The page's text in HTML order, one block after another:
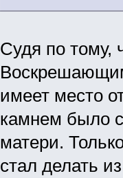
Судя по тому,
имеет место
камнем было
матери.
стал делать